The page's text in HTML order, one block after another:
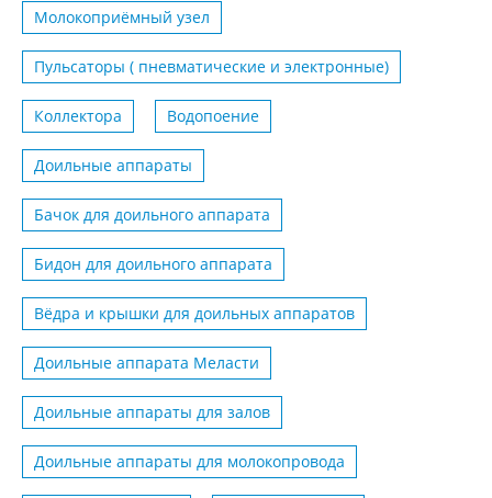
Молокоприёмный узел
Пульсаторы ( пневматические и электронные)
Коллектора Водопоение
Доильные аппараты
Бачок для доильного аппарата
Бидон для доильного аппарата
Вёдра и крышки для доильных аппаратов
Доильные аппарата Меласти
Доильные аппараты для залов
Доильные аппараты для молокопровода